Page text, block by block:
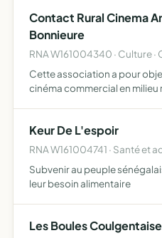
Contact Rural Cinema
Bonnieure
RNA W161004340 · Culture ·
Cette association a pour
cinéma commercial en
Keur De L'espoir
RNA W161004741 · Santé et
Subvenir au peuple
leur besoin alimentaire
Les Boules